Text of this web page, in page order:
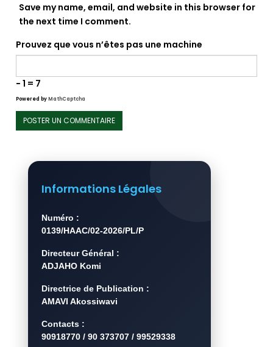
Save my name, email, and website in this browser for
the next time I comment.
Prouvez que vous n’êtes pas une machine
− 1 = 7
Powered byMathCaptcha
Informations Légales
Numéro :
0139/HAAC/02-2026/PL/P
Directeur Général :
ADJAHO Komi
Directrice de Publication :
AMAVI Akossiwavi
Contacts :
90918770 / 90 373707 / 99529338